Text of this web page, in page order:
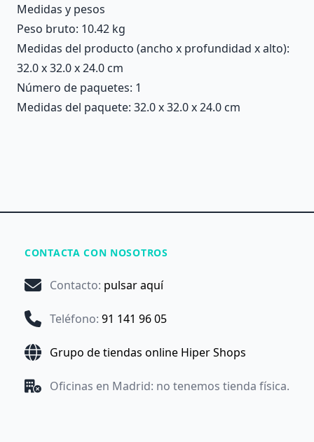
Medidas y pesos
Peso bruto: 10.42 kg
Medidas del producto (ancho x profundidad x alto):
32.0 x 32.0 x 24.0 cm
Número de paquetes: 1
Medidas del paquete: 32.0 x 32.0 x 24.0 cm
CONTACTA CON NOSOTROS
Contacto: pulsar aquí
Teléfono: 91 141 96 05
Grupo de tiendas online Hiper Shops
Oficinas en Madrid: no tenemos tienda física.